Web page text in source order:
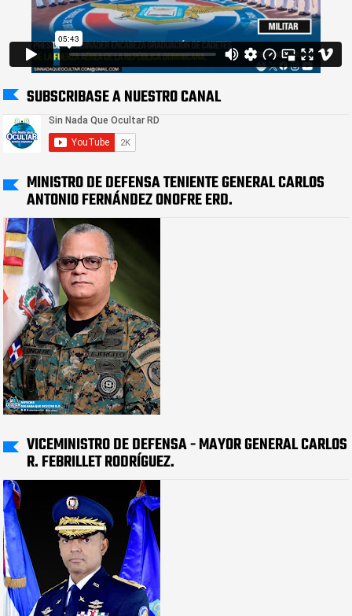
SUBSCRIBASE A NUESTRO CANAL
MINISTRO DE DEFENSA TENIENTE GENERAL CARLOS
ANTONIO FERNÁNDEZ ONOFRE ERD.
VICEMINISTRO DE DEFENSA - MAYOR GENERAL CARLOS
R. FEBRILLET RODRÍGUEZ.